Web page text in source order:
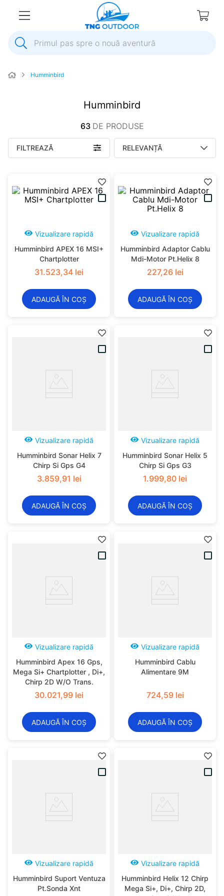
Primul pas spre o nouă aventură
2.
pompa apa
8.
mulineta
ancora
Humminbird
Humminbird
63 DE PRODUSE
FILTREAZĂ RELEVANȚĂ
Vizualizare rapidă
Humminbird APEX 16 MSI+
Chartplotter
31.523,34 lei
ADAUGĂ ÎN COȘ
Vizualizare rapidă
Humminbird Adaptor Cablu
Mdi-Motor Pt.Helix 8
227,26 lei
ADAUGĂ ÎN COȘ
Vizualizare rapidă
Humminbird Sonar Helix 7
Chirp Si Gps G4
3.859,91 lei
ADAUGĂ ÎN COȘ
Vizualizare rapidă
Humminbird Sonar Helix 5
Chirp Si Gps G3
1.999,80 lei
ADAUGĂ ÎN COȘ
Vizualizare rapidă
Humminbird Apex 16 Gps,
Mega Si+ Chartplotter , Di+,
Chirp 2D W/O Trans.
30.021,99 lei
ADAUGĂ ÎN COȘ
Vizualizare rapidă
Humminbird Cablu
Alimentare 9M
724,59 lei
ADAUGĂ ÎN COȘ
Vizualizare rapidă
Humminbird Suport Ventuza
Pt.Sonda Xnt
Vizualizare rapidă
Humminbird Helix 12 Chirp
Mega Si+, Di+, Chirp 2D,